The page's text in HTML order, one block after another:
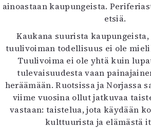
ainoastaan kaupungeista.
etsiä.
Kaukana suurista kaupungeista,
tuulivoiman todellisuus ei ole
Tuulivoima ei ole yhtä kuin
tulevaisuudesta vaan
heräämään. Ruotsissa ja Norjassa
viime vuosina ollut jatkuvaa
vastaan: taistelua, jota käydään
kulttuurista ja elämästä